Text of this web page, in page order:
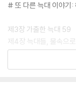
# 또 다른 늑대 이야기:
제3장 가출한 늑대 59
제4장 늑대들, 물속으
제5장 늑대의 진심 88